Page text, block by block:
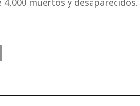
muertos y desaparecidos.